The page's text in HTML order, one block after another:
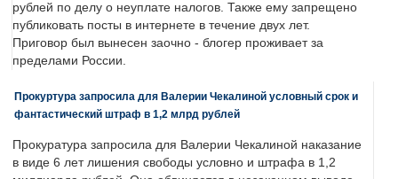
рублей по делу о неуплате налогов. Также ему запрещено
публиковать посты в интернете в течение двух лет.
Приговор был вынесен заочно - блогер проживает за
пределами России.
Прокуртура запросила для Валерии Чекалиной условный срок и
фантастический штраф в 1,2 млрд рублей
Прокуратура запросила для Валерии Чекалиной наказание
в виде 6 лет лишения свободы условно и штрафа в 1,2